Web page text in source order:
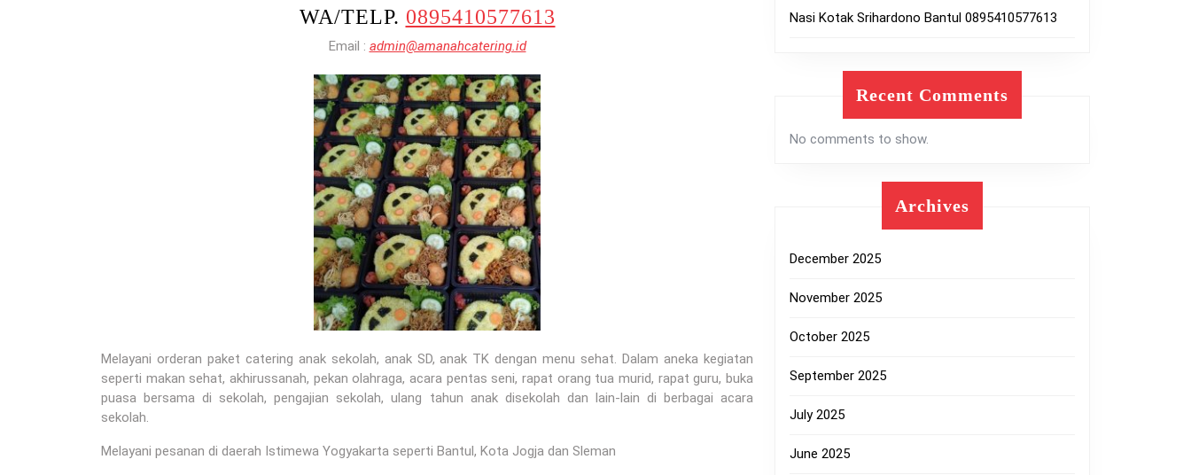
WA/TELP. 0895410577613
Email : admin@amanahcatering.id
Melayani orderan paket catering anak sekolah, anak SD, anak TK dengan menu sehat. Dalam aneka kegiatan
seperti makan sehat, akhirussanah, pekan olahraga, acara pentas seni, rapat orang tua murid, rapat guru, buka
puasa bersama di sekolah, pengajian sekolah, ulang tahun anak disekolah dan lain-lain di berbagai acara
sekolah.
Melayani pesanan di daerah Istimewa Yogyakarta seperti Bantul, Kota Jogja dan Sleman
Nasi Kotak Srihardono Bantul 0895410577613
Recent Comments
No comments to show.
Archives
December 2025
November 2025
October 2025
September 2025
July 2025
June 2025